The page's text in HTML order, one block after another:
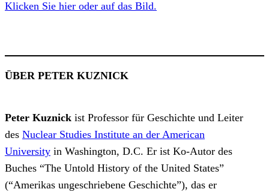
Klicken Sie hier oder auf das Bild.
ÜBER PETER KUZNICK
Peter Kuznick ist Professor für Geschichte und Leiter
des Nuclear Studies Institute an der American
University in Washington, D.C. Er ist Ko-Autor des
Buches “The Untold History of the United States”
(“Amerikas ungeschriebene Geschichte”), das er